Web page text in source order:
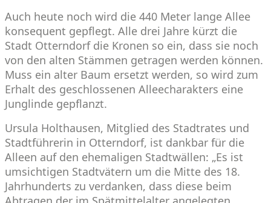
Auch heute noch wird die 440 Meter lange Allee
konsequent gepflegt. Alle drei Jahre kürzt die
Stadt Otterndorf die Kronen so ein, dass sie noch
von den alten Stämmen getragen werden können.
Muss ein alter Baum ersetzt werden, so wird zum
Erhalt des geschlossenen Alleecharakters eine
Junglinde gepflanzt.
Ursula Holthausen, Mitglied des Stadtrates und
Stadtführerin in Otterndorf, ist dankbar für die
Alleen auf den ehemaligen Stadtwällen: „Es ist
umsichtigen Stadtvätern um die Mitte des 18.
Jahrhunderts zu verdanken, dass diese beim